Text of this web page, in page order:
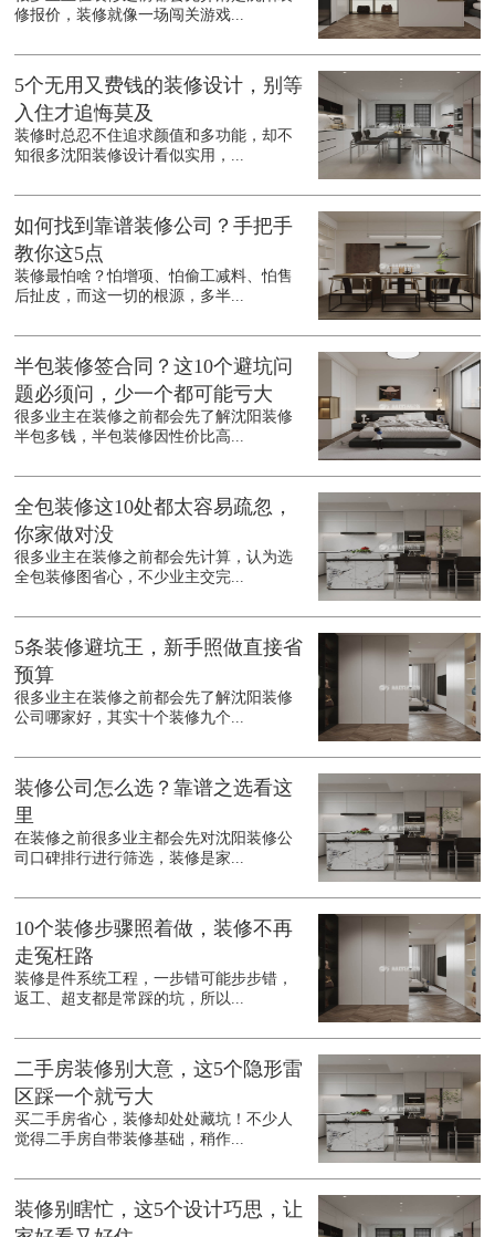
修报价，装修就像一场闯关游戏...
5个无用又费钱的装修设计，别等
入住才追悔莫及
装修时总忍不住追求颜值和多功能，却不
知很多沈阳装修设计看似实用，...
如何找到靠谱装修公司？手把手
教你这5点
装修最怕啥？怕增项、怕偷工减料、怕售
后扯皮，而这一切的根源，多半...
半包装修签合同？这10个避坑问
题必须问，少一个都可能亏大
很多业主在装修之前都会先了解沈阳装修
半包多钱，半包装修因性价比高...
全包装修这10处都太容易疏忽，
你家做对没
很多业主在装修之前都会先计算，认为选
全包装修图省心，不少业主交完...
5条装修避坑王，新手照做直接省
预算
很多业主在装修之前都会先了解沈阳装修
公司哪家好，其实十个装修九个...
装修公司怎么选？靠谱之选看这
里
在装修之前很多业主都会先对沈阳装修公
司口碑排行进行筛选，装修是家...
10个装修步骤照着做，装修不再
走冤枉路
装修是件系统工程，一步错可能步步错，
返工、超支都是常踩的坑，所以...
二手房装修别大意，这5个隐形雷
区踩一个就亏大
买二手房省心，装修却处处藏坑！不少人
觉得二手房自带装修基础，稍作...
装修别瞎忙，这5个设计巧思，让